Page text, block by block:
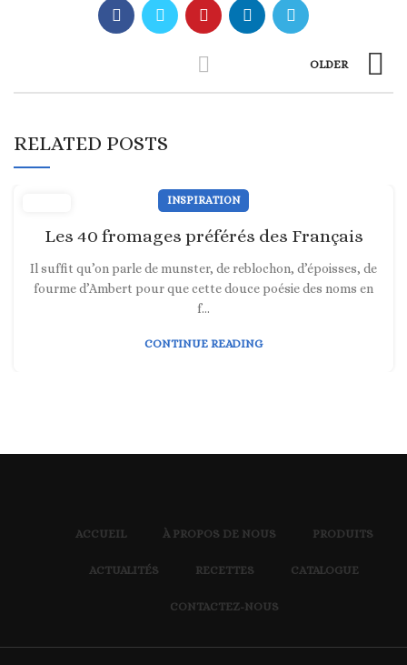
OLDER
RELATED POSTS
INSPIRATION
Les 40 fromages préférés des Français
Il suffit qu’on parle de munster, de reblochon, d’époisses, de
fourme d’Ambert pour que cette douce poésie des noms en
f...
CONTINUE READING
ACCUEIL À PROPOS DE NOUS PRODUITS
ACTUALITÉS RECETTES CATALOGUE
CONTACTEZ-NOUS